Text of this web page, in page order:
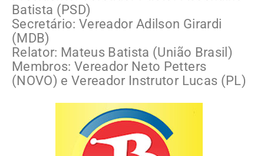
Batista (PSD)
Secretário: Vereador Adilson Girardi
(MDB)
Relator: Mateus Batista (União Brasil)
Membros: Vereador Neto Petters
(NOVO) e Vereador Instrutor Lucas (PL)